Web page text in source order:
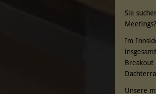
Sie
Im
Breakout
Unsere